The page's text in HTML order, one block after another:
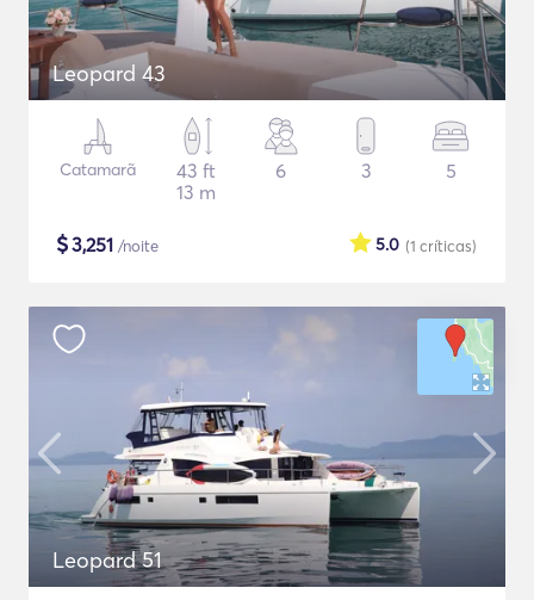
Leopard 43
Catamarã
43 ft
13 m
6 3 5
$3,251 /noite (1 críticas)
5.0
Leopard 51